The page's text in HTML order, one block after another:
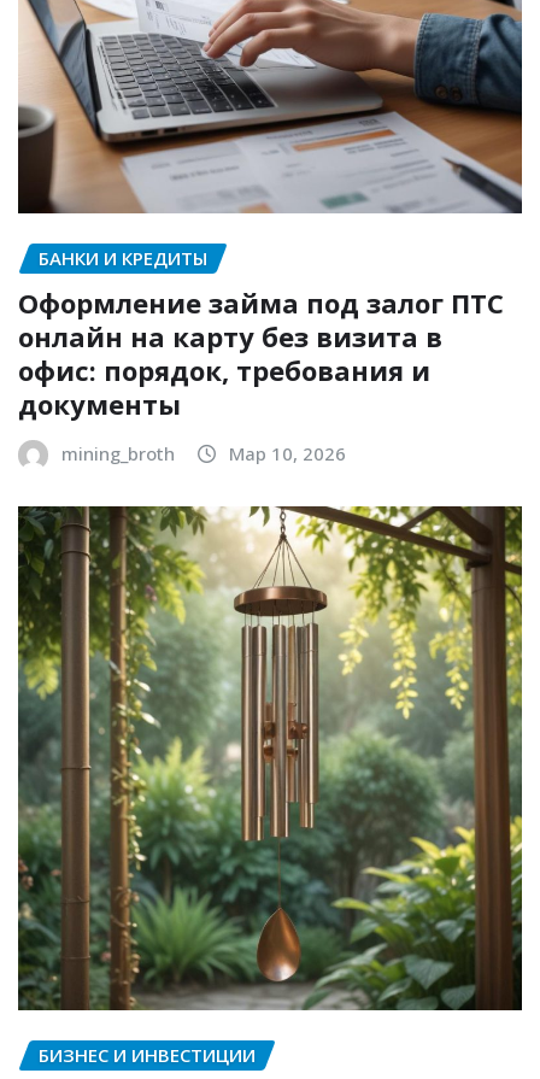
БАНКИ И КРЕДИТЫ
Оформление займа под залог ПТС
онлайн на карту без визита в
офис: порядок, требования и
документы
mining_broth Мар 10, 2026
БИЗНЕС И ИНВЕСТИЦИИ